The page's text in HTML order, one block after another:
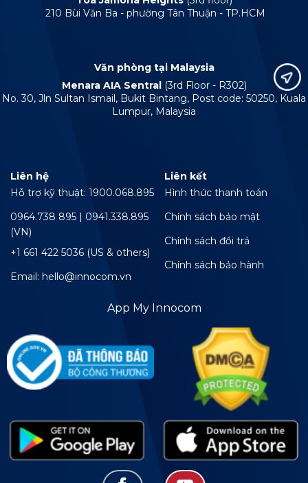
210 Bùi Văn Ba - phường Tân Thuận - TP.HCM
Văn phòng tại Malaysia
Menara AIA Sentral (3rd Floor - R302)
No. 30, Jln Sultan Ismail, Bukit Bintang, Post code: 50250, Kuala
Lumpur, Malaysia
Liên hệ
Hỗ trợ kỹ thuật: 1900.068.895
0964.738 895 | 0941.338.895
(VN)
+1 661 422 5036 (US & others)
Email: hello@innocom.vn
Liên kết
Hình thức thanh toán
Chính sách bảo mật
Chính sách đổi trả
Chính sách bảo hành
App My Innocom